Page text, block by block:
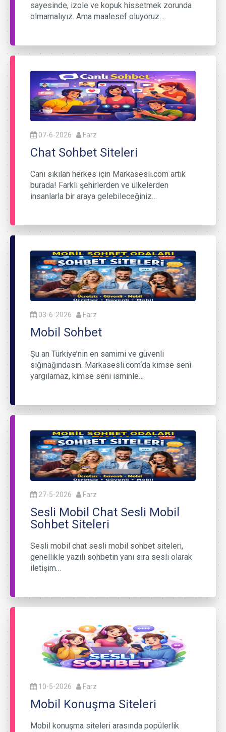
sayesinde, izole ve kopuk hissetmek zorunda
olmamalıyız. Ama maalesef oluyoruz….
07-6-2026 Farz
Chat Sohbet Siteleri
Canı sıkılan herkes için Markasesli.com artık
burada! Farklı şehirlerden ve ülkelerden
insanlarla bir araya gelebileceğiniz…
03-6-2026 Farz
Mobil Sohbet
Şu an Türkiye’nin en samimi ve güvenli
sığınağındasın. Markasesli.com‘da kimse seni
yargılamaz, kimse seni isminle…
27-5-2026 Farz
Sesli Mobil Chat Sesli Mobil
Sohbet Siteleri
Sesli mobil chat sesli mobil sohbet siteleri,
genellikle yazılı sohbetin yanı sıra sesli olarak
iletişim…
10-5-2026 Farz
Mobil Konuşma Siteleri
Mobil konuşma siteleri arasında popülerlik